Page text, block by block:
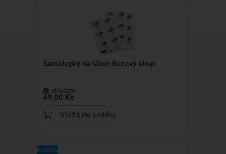
Samolepky na láhve Bezový sirup
skladem
49,00 Kč
Vložit do košíku
Kolekce